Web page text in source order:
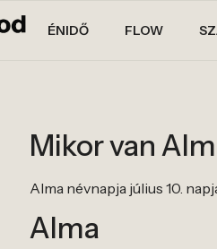
ÉNIDŐ FLOW
Mikor van
Alma névnapja július 10.
Alma